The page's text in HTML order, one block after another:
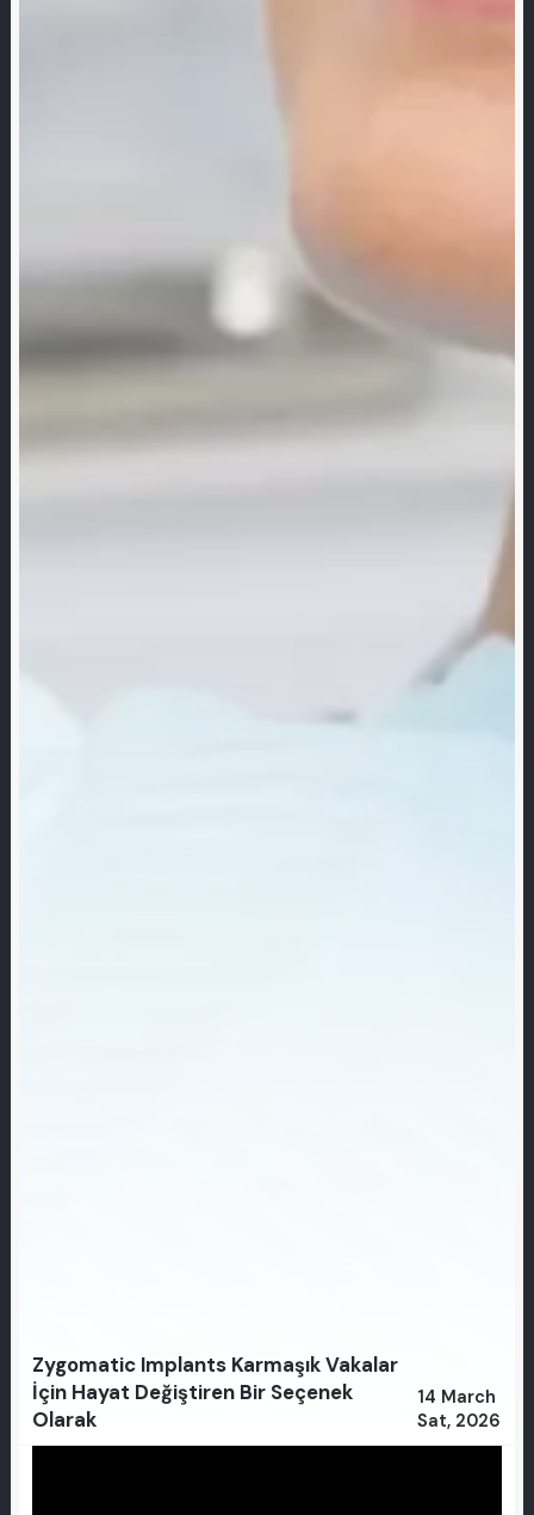
Zygomatic Implants Karmaşık Vakalar
İçin Hayat Değiştiren Bir Seçenek
Olarak
14 March
Sat, 2026